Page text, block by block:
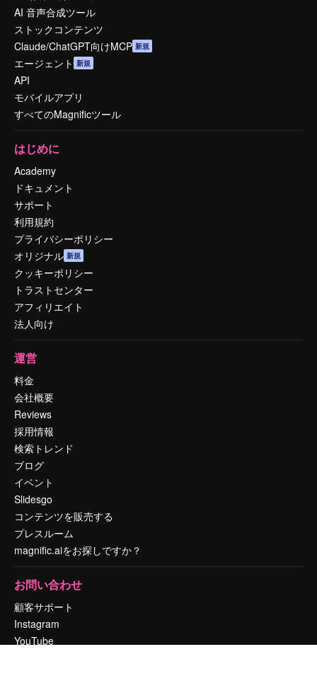
AI 音声合成ツール
ストックコンテンツ
Claude/ChatGPT向けMCP 新規
エージェント 新規
API
モバイルアプリ
すべてのMagnificツール
はじめに
Academy
ドキュメント
サポート
利用規約
プライバシーポリシー
オリジナル 新規
クッキーポリシー
トラストセンター
アフィリエイト
法人向け
運営
料金
会社概要
Reviews
採用情報
検索トレンド
ブログ
イベント
Slidesgo
コンテンツを販売する
プレスルーム
magnific.aiをお探しですか？
お問い合わせ
顧客サポート
Instagram
YouTube